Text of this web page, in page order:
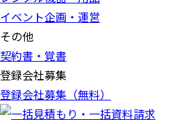
イベント企画・運営
その他
契約書・覚書
登録会社募集
登録会社募集（無料）